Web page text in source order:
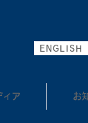
ENGLISH
ィア お